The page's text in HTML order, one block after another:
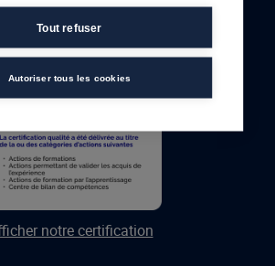
notre certification
Tout refuser
Autoriser tous les cookies